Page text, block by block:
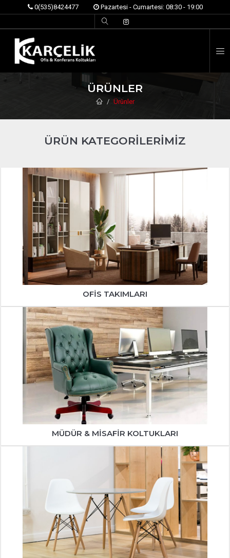
0(535)8424477 Pazartesi - Cumartesi: 08:30 - 19:00
ÜRÜNLER
Ürünler
ÜRÜN KATEGORİLERİMİZ
OFIS TAKIMLARI
MÜDÜR & MISAFIR KOLTUKLARI